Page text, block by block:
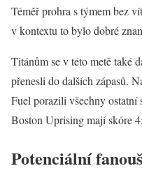
Téměř prohra s týmem bez
v kontextu to bylo dobré
Titánům se v této metě také
přenesli do dalších zápasů.
Fuel porazili všechny
Boston Uprising mají skóre
Potenciální